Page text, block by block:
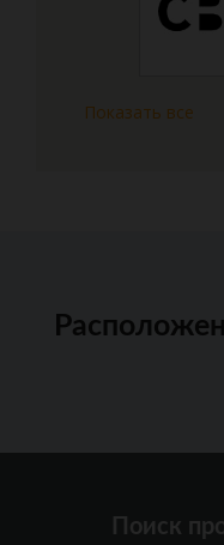
Показать все
Поиск